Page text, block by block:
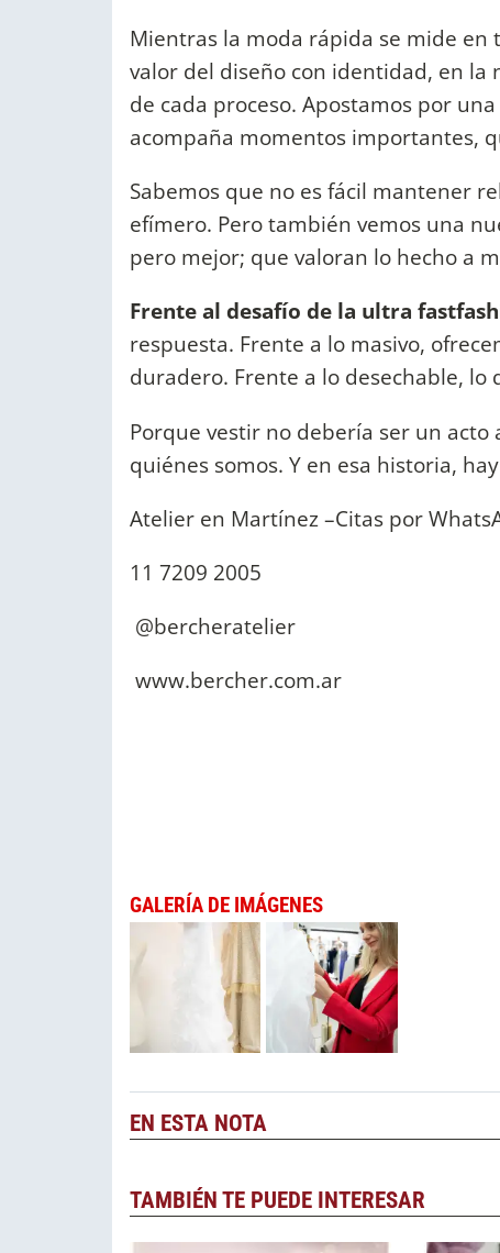
Mientras la moda rápida se mide en
valor del diseño con identidad, en la
de cada proceso. Apostamos por
acompaña momentos importantes,
Sabemos que no es fácil mantener
efímero. Pero también vemos una
pero mejor; que valoran lo hecho a
Frente al desafío de la ultra
respuesta. Frente a lo masivo,
duradero. Frente a lo desechable, lo
Porque vestir no debería ser un
quiénes somos. Y en esa historia,
Atelier en Martínez –Citas por
11 7209 2005
@bercheratelier
www.bercher.com.ar
GALERÍA DE IMÁGENES
EN ESTA NOTA
TAMBIÉN TE PUEDE INTERESAR